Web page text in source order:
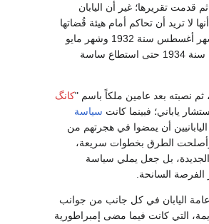
قدمت تقريرها؛ غير أن اليابان
العدل الدولية"- وهو أنها لا تريد أن تحاكم أمام هيئة قُضاتها
هُم أعداؤها؛ وكانت مقاطعة البضائع اليابانية في الصين قد خفضت واردات اليابان إلى الصين بنسبة أربعة وسبعين في المائة بين شهر أغسطس سنة 1932 وشهر مايو
سنة 1933؛ لكن التجارة اليابانية في الوقت نفسه كانت تطرد التجارة الصينية من الفلبين وولايات الملايو والبحار الجنوبية؛ ولم تحل سنة 1934 حتى استطاع ساسة
ثم نصبته بعد عامين ملكاً باسم "كانگ
ياباني؛ فبينما كانت سياسة
أن يمضوا في هجرتهم من
وأصلحت الطرق بخطوات سريعة،
الجديدة، بل جعل يملي سياسة
الفرصة السانحة.
اليابان في كل جانب من جوانب
التي كانت فيما مضى إمبراطورية